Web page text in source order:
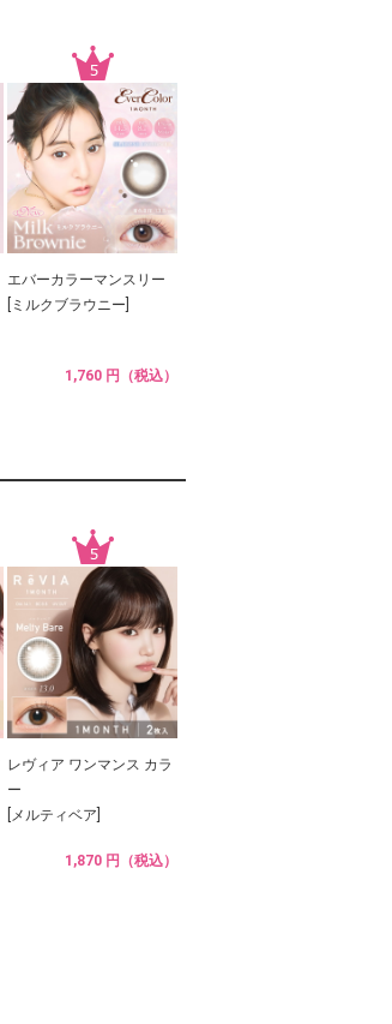
エバーカラーマンスリー
[ミルクブラウニー]
1,760 円（税込）
レヴィア ワンマンス カラ
ー
[メルティベア]
1,870 円（税込）